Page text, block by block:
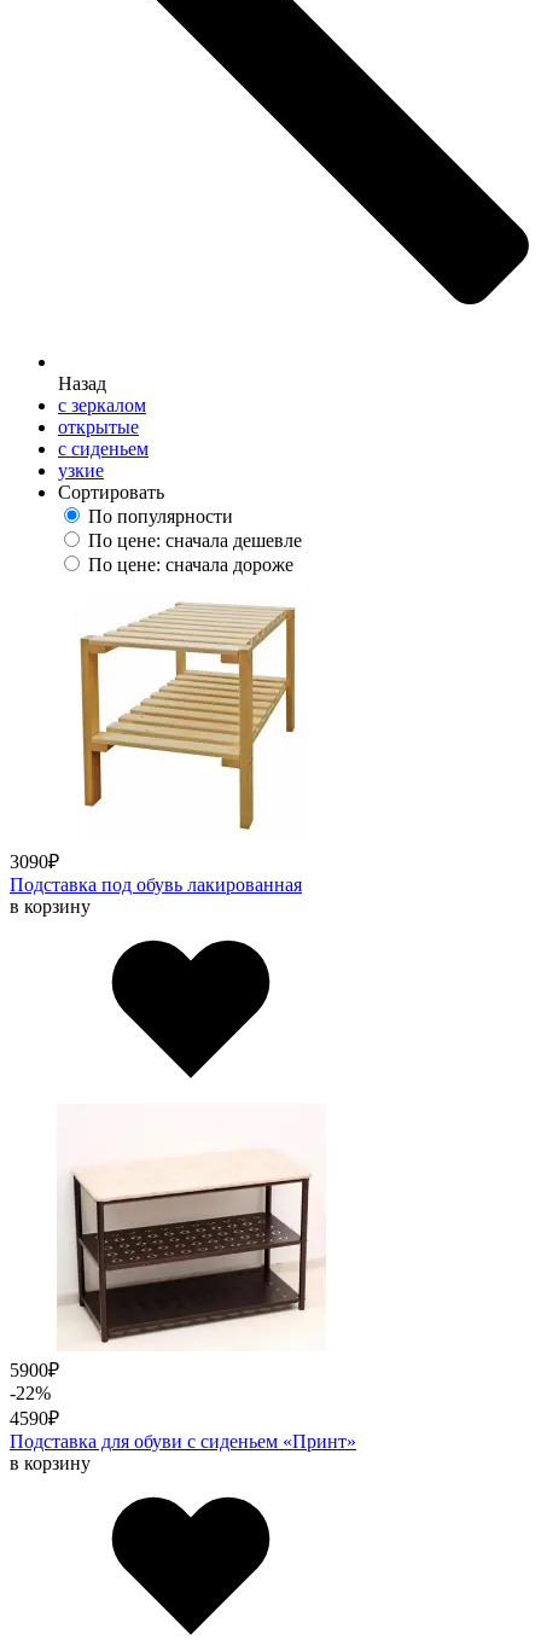
Назад
с зеркалом
открытые
с сиденьем
узкие
Сортировать
По популярности
По цене: сначала дешевле
По цене: сначала дороже
3090₽
Подставка под обувь лакированная
в корзину
5900₽
-22%
4590₽
Подставка для обуви с сиденьем «Принт»
в корзину